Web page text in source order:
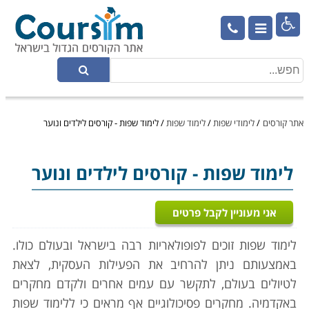

אתר קורסים /לימודי שפות/לימוד שפות/לימוד שפות - קורסים לילדים ונוער
לימוד שפות- קורסים לילדים ונוער
אני מעוניין לקבל פרטים
לימוד שפות זוכים לפופולאריות רבה בישראל ובעולם כולו.
באמצעותם ניתן להרחיב את הפעילות העסקית, לצאת
לטיולים בעולם, לתקשר עם עמים אחרים ולקדם מחקרים
באקדמיה. מחקרים פסיכולוגיים אף מראים כי ללימוד שפות